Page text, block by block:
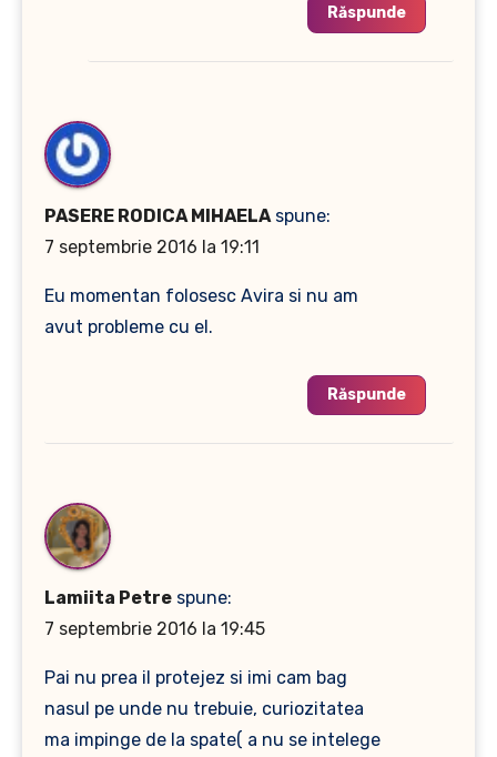
Răspunde
PASERE RODICA MIHAELA spune:
7 septembrie 2016 la 19:11
Eu momentan folosesc Avira si nu am
avut probleme cu el.
Răspunde
Lamiita Petre spune:
7 septembrie 2016 la 19:45
Pai nu prea il protejez si imi cam bag
nasul pe unde nu trebuie, curiozitatea
ma impinge de la spate( a nu se intelege